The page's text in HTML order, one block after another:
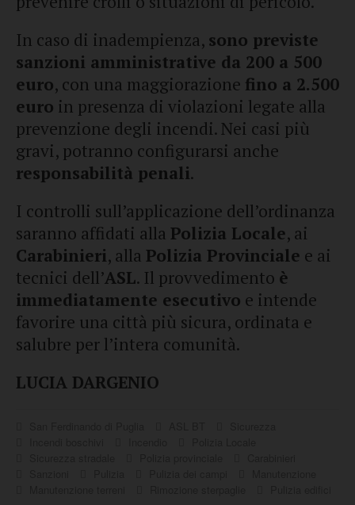
In caso di inadempienza, sono previste
sanzioni amministrative da 200 a 500
euro, con una maggiorazione fino a 2.500
euro in presenza di violazioni legate alla
prevenzione degli incendi. Nei casi più
gravi, potranno configurarsi anche
responsabilità penali.
I controlli sull’applicazione dell’ordinanza
saranno affidati alla Polizia Locale, ai
Carabinieri, alla Polizia Provinciale e ai
tecnici dell’ASL. Il provvedimento è
immediatamente esecutivo e intende
favorire una città più sicura, ordinata e
salubre per l’intera comunità.
LUCIA DARGENIO